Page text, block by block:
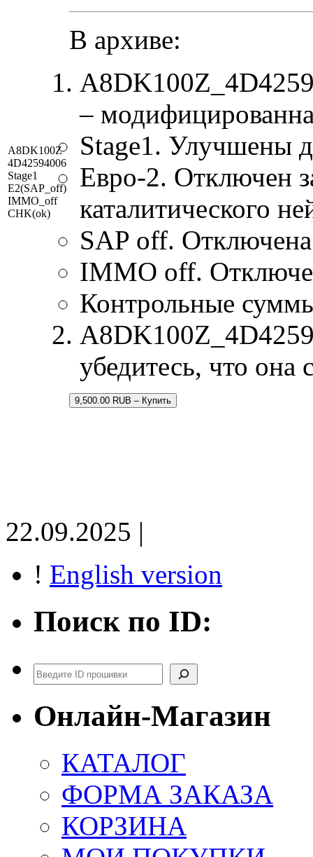
A8DK100Z
4D42594006
Stage1
E2(SAP_off)
IMMO_off
CHK(ok)
В архиве:
–
Stage1. Улучшены
Евро-2. Отключен
каталитического
SAP off. Отключена
IMMO off.
Контрольные
убедитесь, что она
9,500.00 RUB – Купить
22.09.2025 |
! English version
Поиск по ID:
Поиск
Онлайн-Магазин
КАТАЛОГ
ФОРМА ЗАКАЗА
КОРЗИНА